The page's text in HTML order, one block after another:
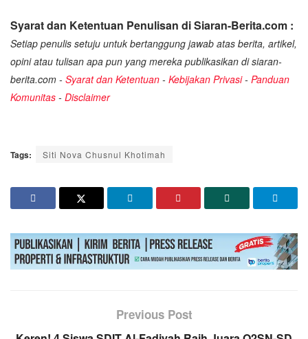
Syarat dan Ketentuan Penulisan di Siaran-Berita.com :
Setiap penulis setuju untuk bertanggung jawab atas berita, artikel,
opini atau tulisan apa pun yang mereka publikasikan di siaran-
berita.com - Syarat dan Ketentuan - Kebijakan Privasi- Panduan
Komunitas - Disclaimer
Tags: Siti Nova Chusnul Khotimah
Previous Post